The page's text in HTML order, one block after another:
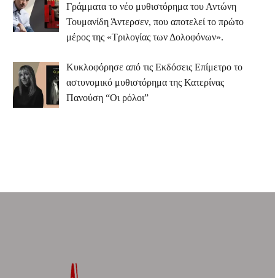
Γράμματα το νέο μυθιστόρημα του Αντώνη
Τουμανίδη Άντερσεν, που αποτελεί το πρώτο
μέρος της «Τριλογίας των Δολοφόνων».
Κυκλοφόρησε από τις Εκδόσεις Επίμετρο το
αστυνομικό μυθιστόρημα της Κατερίνας
Πανούση “Οι ρόλοι”